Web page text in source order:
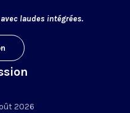
laudes intégrées.
2026